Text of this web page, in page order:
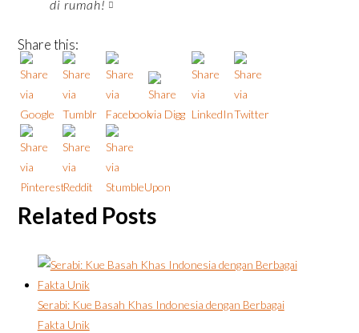
di rumah!
Share this:
Related Posts
Serabi: Kue Basah Khas Indonesia dengan Berbagai
Fakta Unik